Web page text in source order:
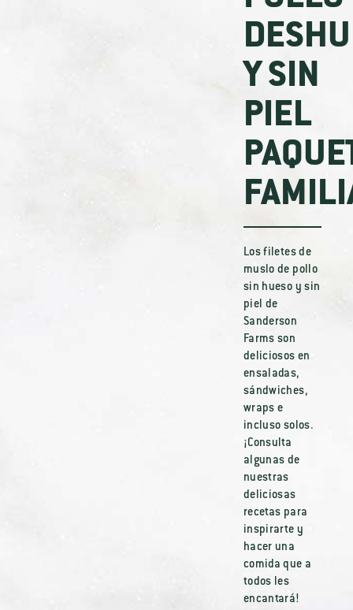
Y SIN
PIEL
Los filetes de
muslo de pollo
sin hueso y sin
piel de
Sanderson
Farms son
deliciosos en
ensaladas,
sándwiches,
wraps e
incluso solos.
¡Consulta
algunas de
nuestras
deliciosas
recetas para
inspirarte y
hacer una
comida que a
todos les
encantará!